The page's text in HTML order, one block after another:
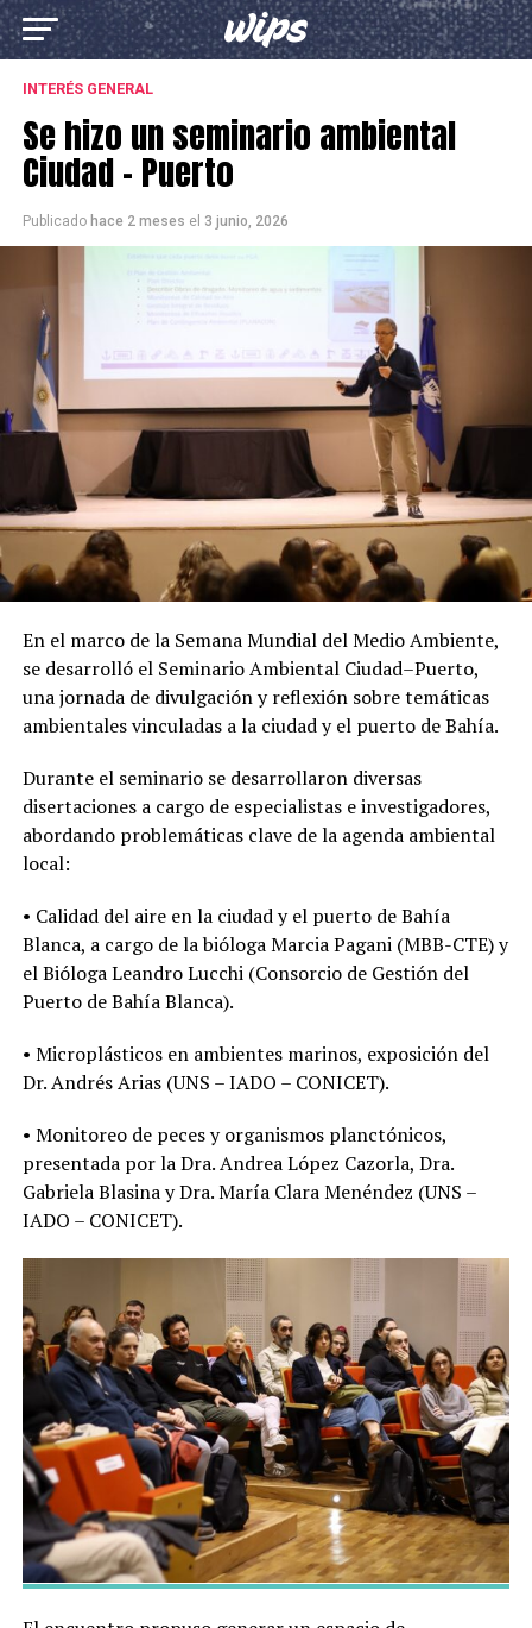
INTERÉS GENERAL
Se hizo un seminario ambiental
Ciudad – Puerto
Publicado hace 2 meses el 3 junio, 2026
En el marco de la Semana Mundial del Medio Ambiente,
se desarrolló el Seminario Ambiental Ciudad–Puerto,
una jornada de divulgación y reflexión sobre temáticas
ambientales vinculadas a la ciudad y el puerto de Bahía.
Durante el seminario se desarrollaron diversas
disertaciones a cargo de especialistas e investigadores,
abordando problemáticas clave de la agenda ambiental
local:
• Calidad del aire en la ciudad y el puerto de Bahía
Blanca, a cargo de la bióloga Marcia Pagani (MBB-CTE) y
el Bióloga Leandro Lucchi (Consorcio de Gestión del
Puerto de Bahía Blanca).
• Microplásticos en ambientes marinos, exposición del
Dr. Andrés Arias (UNS – IADO – CONICET).
• Monitoreo de peces y organismos planctónicos,
presentada por la Dra. Andrea López Cazorla, Dra.
Gabriela Blasina y Dra. María Clara Menéndez (UNS –
IADO – CONICET).